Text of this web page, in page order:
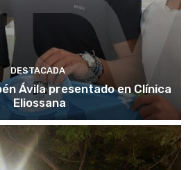
DESTACADA
Ávila presentado en Clínica
Eliossana